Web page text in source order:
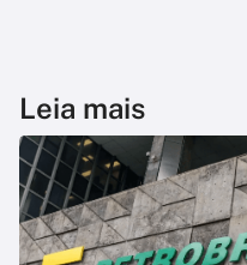
Leia mais